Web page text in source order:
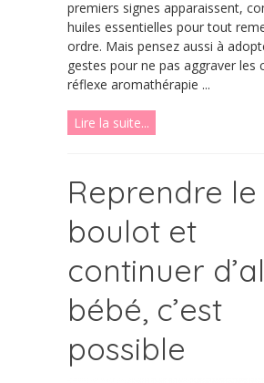
premiers signes apparaissent,
huiles essentielles pour tout
ordre. Mais pensez aussi à
gestes pour ne pas aggraver les
réflexe aromathérapie ...
Lire la suite...
Reprendre le
boulot et
continuer
bébé, c’est
possible